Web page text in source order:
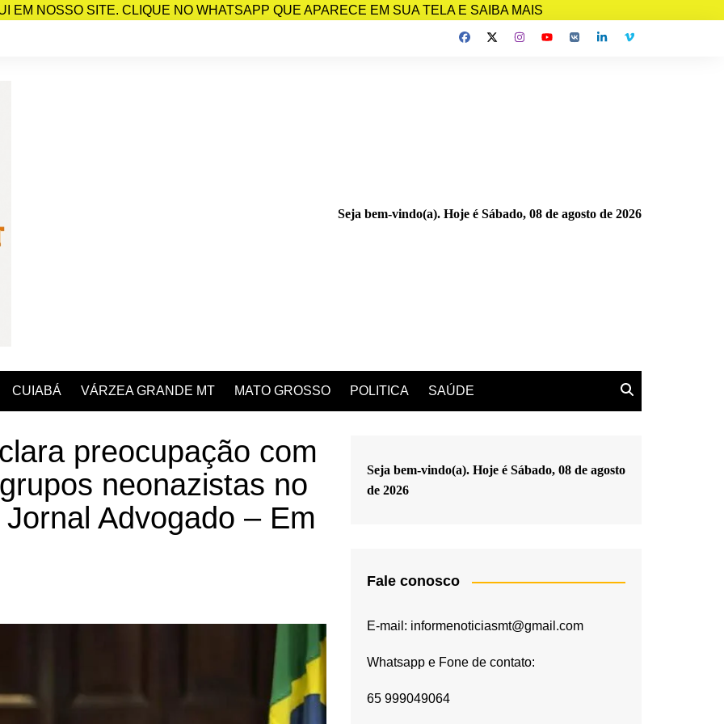
EM NOSSO SITE. CLIQUE NO WHATSAPP QUE APARECE EM SUA TELA E SAIBA MAIS
Seja bem-vindo(a). Hoje é Sábado, 08 de agosto de 2026
CUIABÁ VÁRZEA GRANDE MT MATO GROSSO POLITICA SAÚDE
preocupação com
neonazistas no
Advogado – Em
Seja bem-vindo(a). Hoje é Sábado, 08 de agosto
de 2026
Fale conosco
E-mail: informenoticiasmt@gmail.com
Whatsapp e Fone de contato:
65 999049064